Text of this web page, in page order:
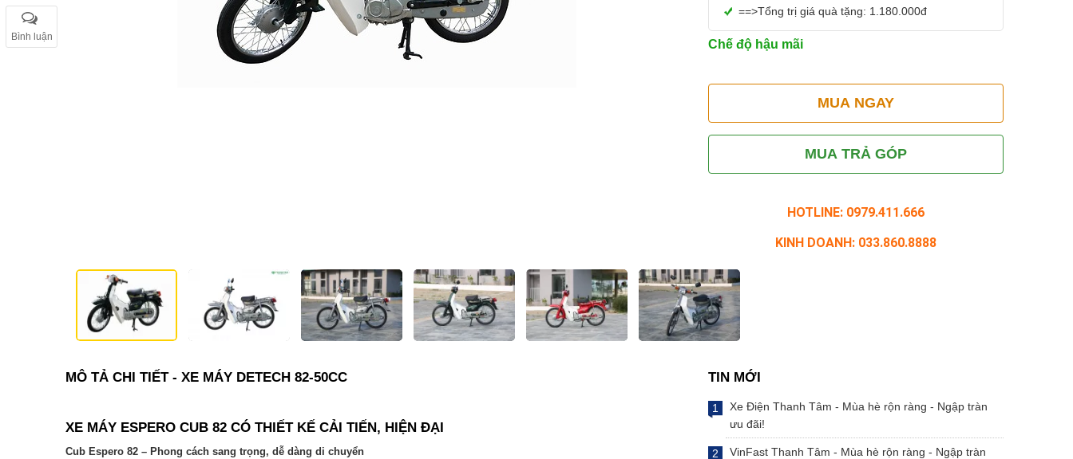
Bình luận
==>Tổng trị giá quà tặng: 1.180.000đ
Chế độ hậu mãi
MUA NGAY
MUA TRẢ GÓP
HOTLINE: 0979.411.666
KINH DOANH: 033.860.8888
MÔ TẢ CHI TIẾT - XE MÁY DETECH 82-50CC
XE MÁY ESPERO CUB 82 CÓ THIẾT KẾ CẢI TIẾN, HIỆN ĐẠI
Cub Espero 82 – Phong cách sang trọng, dễ dàng di chuyển
TIN MỚI
Xe Điện Thanh Tâm - Mùa hè rộn ràng - Ngập tràn
ưu đãi!
VinFast Thanh Tâm - Mùa hè rộn ràng - Ngập tràn